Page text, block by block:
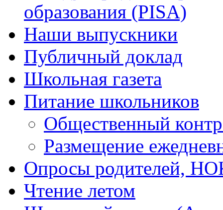
образования (PISA)
Наши выпускники
Публичный доклад
Школьная газета
Питание школьников
Общественный
Размещение
Опросы родителей,
Чтение летом